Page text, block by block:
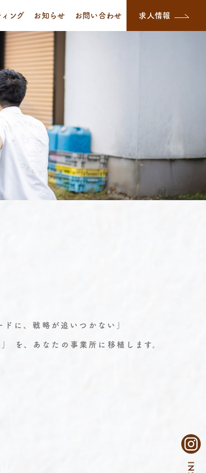
ィング お知らせ お問い合わせ 求人情報
に、戦略が追いつかない」
を、あなたの事業所に移植します。